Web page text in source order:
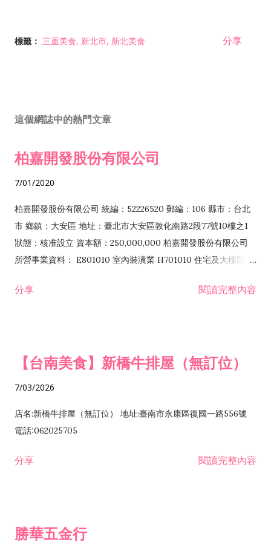
標籤： 三重美食 新北市 新北美食 分享
這個網誌中的熱門文章
柏嘉開發股份有限公司
7/01/2020
柏嘉開發股份有限公司 統編：52226520 郵編：106 縣市：台北
市 鄉鎮：大安區 地址：臺北市大安區敦化南路2段77號10樓之1
狀態：核准設立 資本額：250,000,000 柏嘉開發股份有限公司
所營事業資料： E801010 室內裝潢業 H701010 住宅及大樓開發
發業 H703090 不動產買賣業 H703100 不動產租賃業 I503010
分享 閱讀完整內容
【台南美食】新橋牛排屋（無訂位）
7/03/2026
店名:新橋牛排屋（無訂位） 地址:臺南市永康區復國一路556號
電話:062025705
分享 閱讀完整內容
勝華五金行